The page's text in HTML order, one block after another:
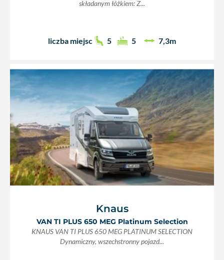
składanym łóżkiem: Z...
liczba miejsc 5 5 7,3m
Knaus
VAN TI PLUS 650 MEG Platinum Selection
KNAUS VAN TI PLUS 650 MEG PLATINUM SELECTION
Dynamiczny, wszechstronny pojazd...